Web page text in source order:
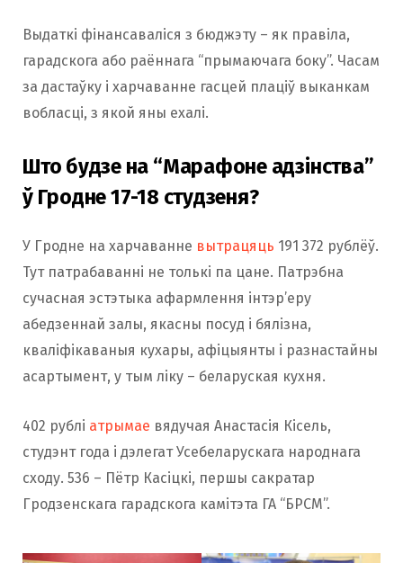
Выдаткі фінансаваліся з бюджэту – як правіла,
гарадскога або раённага “прымаючага боку”. Часам
за дастаўку і харчаванне гасцей плаціў выканкам
вобласці, з якой яны ехалі.
Што будзе на “Марафоне адзінства”
ў Гродне 17-18 студзеня?
У Гродне на харчаванне вытрацяць 191 372 рублёў.
Тут патрабаванні не толькі па цане. Патрэбна
сучасная эстэтыка афармлення інтэр’еру
абедзеннай залы, якасны посуд і бялізна,
кваліфікаваныя кухары, афіцыянты і разнастайны
асартымент, у тым ліку – беларуская кухня.
402 рублі атрымае вядучая Анастасія Кісель,
студэнт года і дэлегат Усебеларускага народнага
сходу. 536 – Пётр Касіцкі, першы сакратар
Гродзенскага гарадскога камітэта ГА “БРСМ”.